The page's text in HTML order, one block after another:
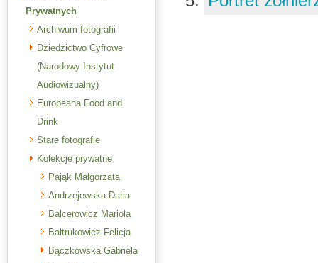
Prywatnych
Archiwum fotografii
Dziedzictwo Cyfrowe
(Narodowy Instytut
Audiowizualny)
Europeana Food and
Drink
Stare fotografie
Kolekcje prywatne
Pająk Małgorzata
Andrzejewska Daria
Balcerowicz Mariola
Bałtrukowicz Felicja
Bączkowska Gabriela